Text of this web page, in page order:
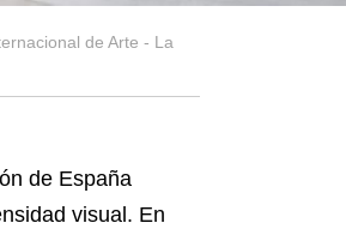
de Arte - La
de España
visual. En